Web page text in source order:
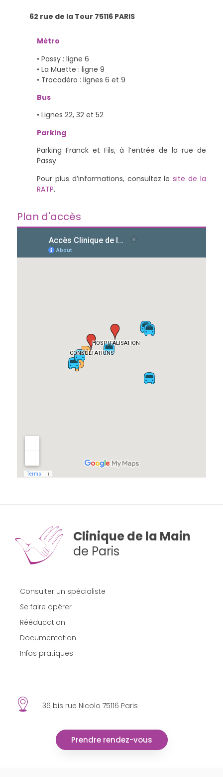
62 rue de la Tour 75116 PARIS
Métro
• Passy : ligne 6
• La Muette : ligne 9
• Trocadéro : lignes 6 et 9
Bus
• Lignes 22, 32 et 52
Parking
Parking Franck et Fils, à l’entrée de la rue de
Passy
Pour plus d’informations, consultez lesite de la
RATP.
Plan d'accès
Clinique de la Main
de Paris
Consulter un spécialiste
Se faire opérer
Rééducation
Documentation
Infos pratiques
36 bis rue Nicolo 75116 Paris
Prendre rendez-vous